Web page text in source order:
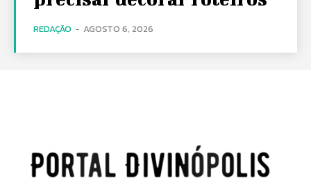
REDAÇÃO - AGOSTO 6, 2026